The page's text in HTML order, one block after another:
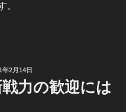
。
年2月14日
力の歓迎には